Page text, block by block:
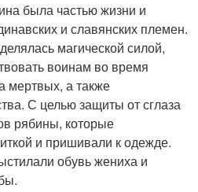
была частью жизни и
и славянских племен.
магической силой,
воинам во время
мертвых, а также
С целью защиты от сглаза
рябины, которые
и пришивали к одежде.
обувь жениха и